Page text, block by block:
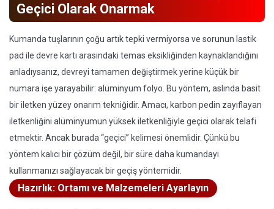
Geçici Olarak Onarmak
Kumanda tuşlarının çoğu artık tepki vermiyorsa ve sorunun lastik
pad ile devre kartı arasındaki temas eksikliğinden kaynaklandığını
anladıysanız, devreyi tamamen değiştirmek yerine küçük bir
numara işe yarayabilir: alüminyum folyo. Bu yöntem, aslında basit
bir iletken yüzey onarım tekniğidir. Amacı, karbon pedin zayıflayan
iletkenliğini alüminyumun yüksek iletkenliğiyle geçici olarak telafi
etmektir. Ancak burada “geçici” kelimesi önemlidir. Çünkü bu
yöntem kalıcı bir çözüm değil, bir süre daha kumandayı
kullanmanızı sağlayacak bir geçiş yöntemidir.
Hazırlık: Ortamı ve Malzemeleri Ayarlayın